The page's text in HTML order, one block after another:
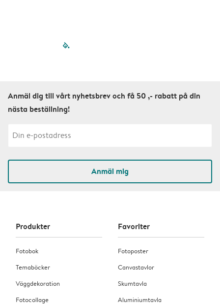
filled-pagination
Anmäl dig till vårt nyhetsbrev och få 50 ,- rabatt på din
nästa beställning!
Anmäl mig
Produkter
Fotobok
Temaböcker
Väggdekoration
Fotocollage
Favoriter
Fotoposter
Canvastavlor
Skumtavla
Aluminiumtavla